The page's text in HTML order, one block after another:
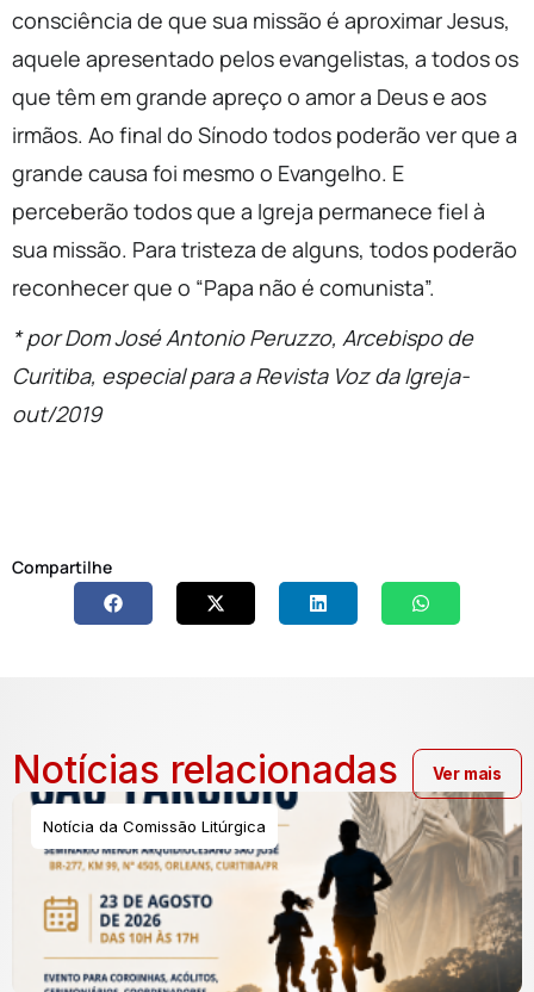
consciência de que sua missão é aproximar Jesus,
aquele apresentado pelos evangelistas, a todos os
que têm em grande apreço o amor a Deus e aos
irmãos. Ao final do Sínodo todos poderão ver que a
grande causa foi mesmo o Evangelho. E
perceberão todos que a Igreja permanece fiel à
sua missão. Para tristeza de alguns, todos poderão
reconhecer que o “Papa não é comunista”.
* por Dom José Antonio Peruzzo, Arcebispo de
Curitiba, especial para a Revista Voz da Igreja-
out/2019
Compartilhe
Notícias relacionadas
Notícia da Comissão Litúrgica
Ver mais